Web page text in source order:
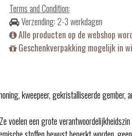
Terms and Condition:
Verzending: 2-3 werkdagen
Alle producten op de webshop
Geschenkverpakking mogelijk in
kweepeer, gekristalliseerde gember,
een grote